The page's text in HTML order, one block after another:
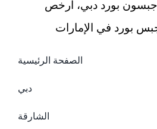
بورد دبي، ارخص
بورد في الإمارات
الصفحة الرئيسية
دبي
الشارقة